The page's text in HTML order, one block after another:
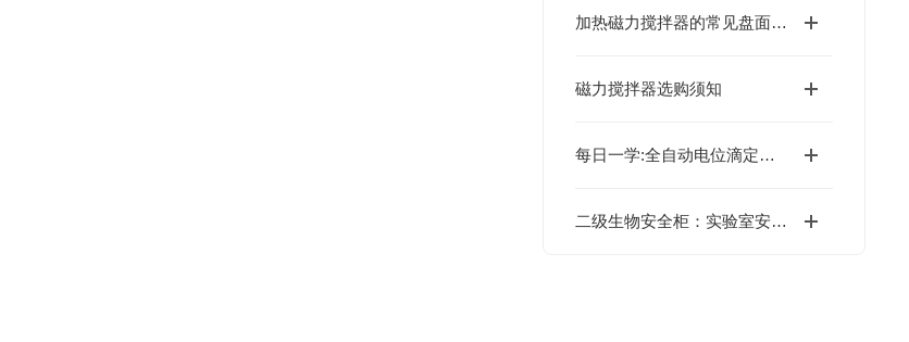
加热磁力搅拌器的常见盘面有哪些？
磁力搅拌器选购须知
每日一学:全自动电位滴定仪的工作原理
二级生物安全柜：实验室安全的坚实屏障